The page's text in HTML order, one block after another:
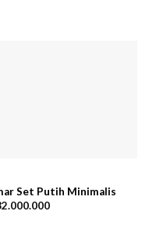
Set Putih Minimalis